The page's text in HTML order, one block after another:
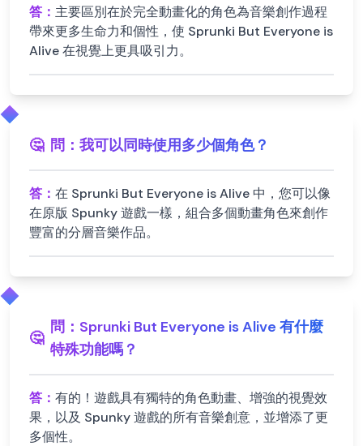
答： 主要區別在於完全動畫化的角色為音樂創作過程
帶來更多生命力和個性，使 Sprunki But Everyone is
Alive 在視覺上更具吸引力。
🤔 問： 我可以同時使用多少個角色？
答： 在 Sprunki But Everyone is Alive 中，您可以像
在原版 Spunky 遊戲一樣，組合多個動畫角色來創作
豐富的分層音樂作品。
🤔
問： Sprunki But Everyone is Alive 有什麼
特殊功能嗎？
答： 有的！遊戲具有獨特的角色動畫、增強的視覺效
果，以及 Spunky 遊戲的所有音樂創意，並增添了更
多個性。